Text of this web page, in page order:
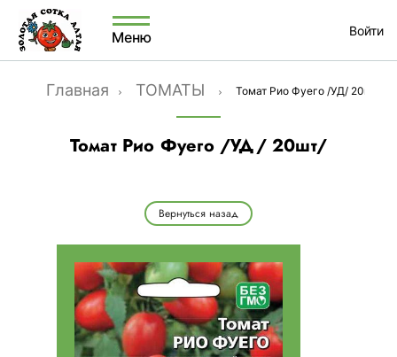
Меню Войти
Главная ТОМАТЫ Томат Рио Фуего /УД/ 20шт/
Томат Рио Фуего /УД/ 20шт/
Вернуться назад